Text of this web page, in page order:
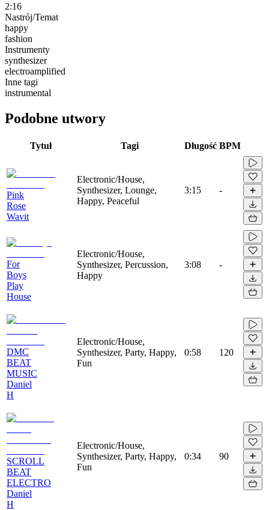
2:16
Nastrój/Temat
happy
fashion
Instrumenty
synthesizer
electroamplified
Inne tagi
instrumental
Podobne utwory
Tytuł Tagi Długość BPM
Pink
Rose
Wavit
Electronic/House,
Synthesizer, Lounge,
Happy, Peaceful
3:15 -
For
Boys
Play
House
Electronic/House,
Synthesizer, Percussion,
Happy
3:08 -
DMC
BEAT
MUSIC
Daniel
H
Electronic/House,
Synthesizer, Party, Happy,
Fun
0:58 120
SCROLL
BEAT
ELECTRO
Daniel
H
Electronic/House,
Synthesizer, Party, Happy,
Fun
0:34 90